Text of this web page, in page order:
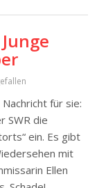
für sie:
SWR die
ein. Es gibt
mit
Ellen